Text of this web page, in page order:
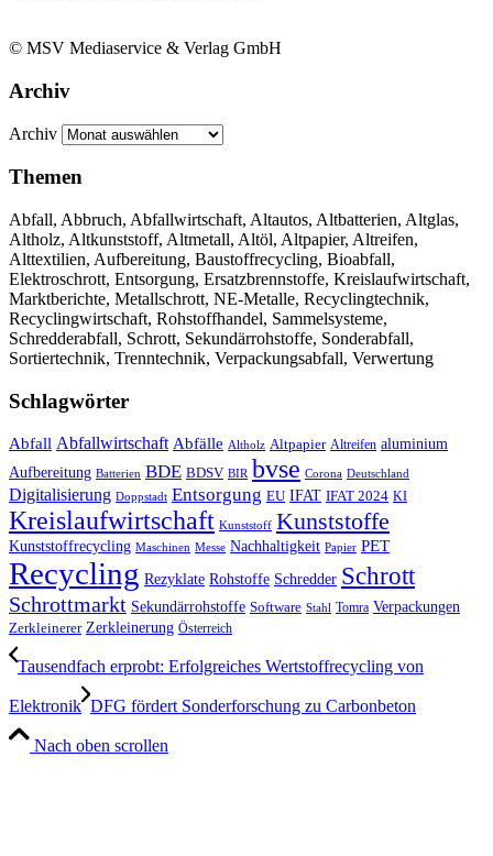
© MSV Mediaservice & Verlag GmbH
Archiv
Archiv
Themen
Abfall, Abbruch, Abfallwirtschaft, Altautos, Altbatterien, Altglas,
Altholz, Altkunststoff, Altmetall, Altöl, Altpapier, Altreifen,
Alttextilien, Aufbereitung, Baustoffrecycling, Bioabfall,
Elektroschrott, Entsorgung, Ersatzbrennstoffe, Kreislaufwirtschaft,
Marktberichte, Metallschrott, NE-Metalle, Recyclingtechnik,
Recyclingwirtschaft, Rohstoffhandel, Sammelsysteme,
Schredderabfall, Schrott, Sekundärrohstoffe, Sonderabfall,
Sortiertechnik, Trenntechnik, Verpackungsabfall, Verwertung
Schlagwörter
Abfall Abfallwirtschaft Abfälle Altholz Altpapier Altreifen aluminium
Aufbereitung Batterien BDE BDSV BIR bvse Corona Deutschland
Digitalisierung Doppstadt Entsorgung EU IFAT IFAT 2024 KI
Kreislaufwirtschaft Kunststoff Kunststoffe
Kunststoffrecycling Maschinen Messe Nachhaltigkeit Papier PET
Recycling Rezyklate Rohstoffe Schredder Schrott
Schrottmarkt Sekundärrohstoffe Software Stahl Tomra Verpackungen
Zerkleinerer Zerkleinerung Österreich
Tausendfach erprobt: Erfolgreiches Wertstoffrecycling von
Elektronik DFG fördert Sonderforschung zu Carbonbeton
Nach oben scrollen